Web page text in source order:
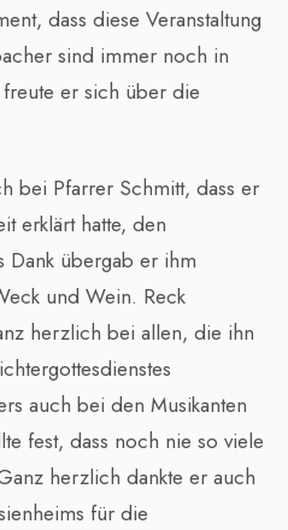
dass diese Veranstaltung
sind immer noch in
er sich über die
bei Pfarrer Schmitt, dass er
erklärt hatte, den
Dank übergab er ihm
und Wein. Reck
herzlich bei allen, die ihn
auch bei den Musikanten
fest, dass noch nie so viele
herzlich dankte er auch
für die